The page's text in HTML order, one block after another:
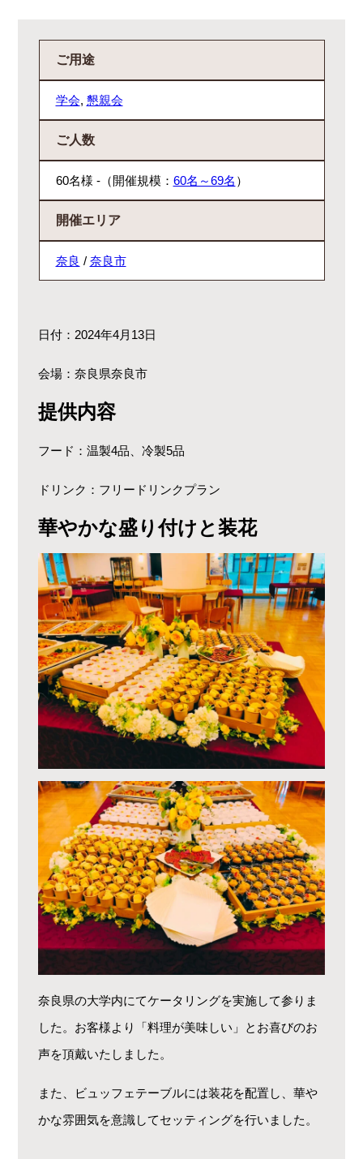
ご用途
学会, 懇親会
ご人数
60名様 -（開催規模： 60名～69名 ）
開催エリア
奈良 / 奈良市
日付：2024年4月13日
会場：奈良県奈良市
提供内容
フード：温製4品、冷製5品
ドリンク：フリードリンクプラン
華やかな盛り付けと装花
奈良県の大学内にてケータリングを実施して参りま
した。お客様より「料理が美味しい」とお喜びのお
声を頂戴いたしました。
また、ビュッフェテーブルには装花を配置し、華や
かな雰囲気を意識してセッティングを行いました。